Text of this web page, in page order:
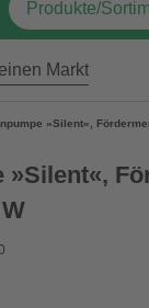
Markt
»Silent«,
»Silent«,